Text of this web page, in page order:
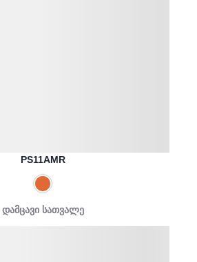
PS11AMR
დამცავი სათვალე